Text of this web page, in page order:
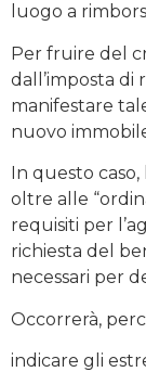
luogo a
Per fruire del
dall’imposta
manifestare
nuovo
In questo
oltre alle
requisiti per
richiesta del
necessari per
Occorrerà,
indicare gli